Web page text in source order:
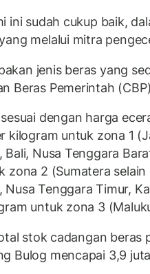
ini sudah cukup baik,
melalui mitra
jenis beras yang
Beras Pemerintah
sesuai dengan harga
kilogram untuk zona 1
Bali, Nusa Tenggara
zona 2 (Sumatera selain
Nusa Tenggara Timur,
untuk zona 3
stok cadangan beras
Bulog mencapai 3,9